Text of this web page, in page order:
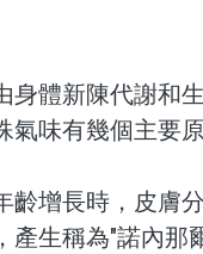
身體新陳代謝和
氣味有幾個主要原
齡增長時，皮膚
產生稱為"諾內那